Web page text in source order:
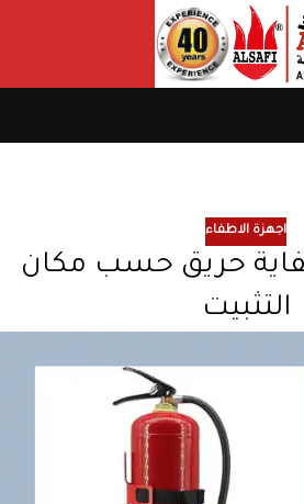
اجهزة الاطفاء
حريق حسب مكان
التثبيت